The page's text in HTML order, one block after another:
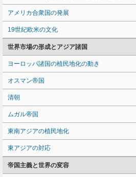
アメリカ合衆国の発展
19世紀欧米の文化
世界市場の形成とアジア諸国
ヨーロッパ諸国の植民地化の動き
オスマン帝国
清朝
ムガル帝国
東南アジアの植民地化
東アジアの対応
帝国主義と世界の変容